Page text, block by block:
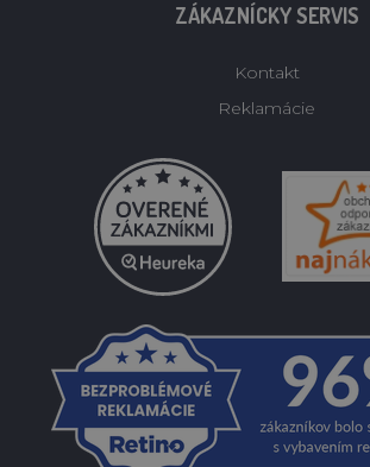
ZÁKAZNÍCKY SERVIS
Kontakt
Reklamácie